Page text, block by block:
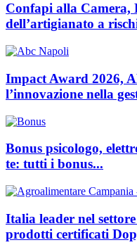
Confapi alla Camera,
dell’artigianato a
Impact Award 2026,
l’innovazione nella
Bonus psicologo,
te: tutti i bonus...
Italia leader nel
prodotti certificati